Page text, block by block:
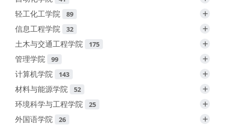
轻工化工学院 89 +
信息工程学院 32 +
土木与交通工程学院 175 +
管理学院 99 +
计算机学院 143 +
材料与能源学院 52 +
环境科学与工程学院 25 +
外国语学院 26 +